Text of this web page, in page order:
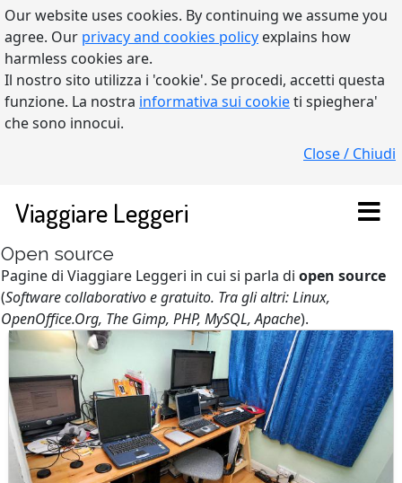
Our website uses cookies. By continuing we assume you
agree. Our privacy and cookies policy explains how
harmless cookies are.
Il nostro sito utilizza i 'cookie'. Se procedi, accetti questa
funzione. La nostra informativa sui cookieti spieghera'
che sono innocui.
Close / Chiudi
Viaggiare Leggeri
Open source
Pagine di Viaggiare Leggeri in cui si parla di open source
(Software collaborativo e gratuito. Tra gli altri: Linux,
OpenOffice.Org, The Gimp, PHP, MySQL, Apache).